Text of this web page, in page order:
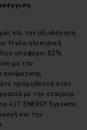
και την αξιολόγηση
Η νέα ηλεκτρική
αποφέρει 52%
με την
ανυψωτικής
προμηθευτή στον
με την εταιρεία
«JT ENERGY Systems
και την